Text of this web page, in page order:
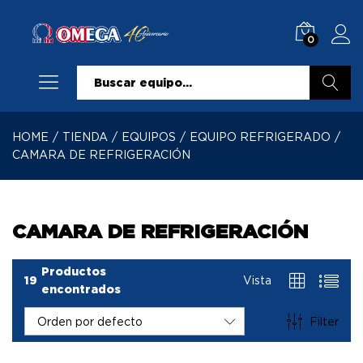
0
HOME / TIENDA / EQUIPOS / EQUIPO REFRIGERADO /
CAMARA DE REFRIGERACIÓN
CAMARA DE REFRIGERACIÓN
19
Productos
encontrados
Vista
Filter
Orden por defecto